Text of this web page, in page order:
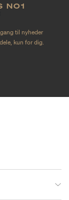
NO1
til nyheder
kun for dig.